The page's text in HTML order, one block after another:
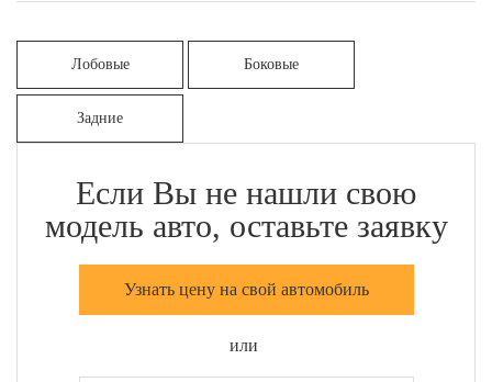
Лобовые Боковые
Задние
Если Вы не нашли свою
модель авто, оставьте заявку
Узнать цену на свой автомобиль
или